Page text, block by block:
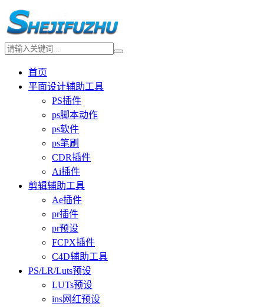
首页
平面设计辅助工具
PS插件
ps脚本动作
ps软件
ps笔刷
CDR插件
Ai插件
剪辑辅助工具
Ae插件
pr插件
pr预设
FCPX插件
C4D辅助工具
PS/LR/Luts预设
LUTs预设
ins网红预设